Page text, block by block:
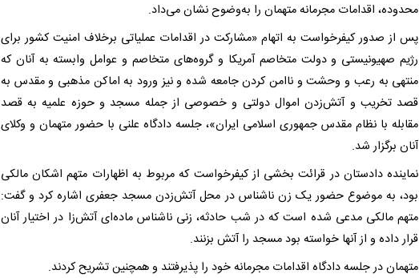
محدوده، اقدامات مجرمانه متهمان را به‌وضوح نشان می‌داد.
پس از صدور کیفرخواست به اتهام «مشارکت در اقدامات عملیاتی برخلاف امنیت کشور برای
رژیم صهیونیستی و دولت متخاصم آمریکا و گروه‌های متخاصم و عوامل وابسته به آنان که
منتهی به رعب و وحشت و ناامن کردن جامعه شده و نیز ورود به اماکن مذهبی و مقدس به
قصد تخریب و آتش‌زدن اموال دولتی و خصوصی از جمله مسجد و حوزه علمیه به قصد
مقابله با نظام مقدس جمهوری اسلامی ایران»، جلسه دادگاه علنی با حضور متهمان و وکلای
آنان برگزار شد.
نماینده دادستان در قرائت بخشی از کیفرخواست که مربوط به اظهارات متهم اشکان مالکی
بود، به موضوع حضور یک زن ناشناس در محل آتش‌زدن مسجد جعفری اشاره کرد و گفت:
متهم مالکی مدعی شده است که در شب حادثه، زنی ناشناس ماده‌ای آتش‌زا در اختیار آنان
قرار داده و از آنها خواسته بود مسجد را آتش بزنند.
متهمان در جلسه دادگاه اقدامات مجرمانه خود را پذیرفتند و همچنین تشریح کردند.